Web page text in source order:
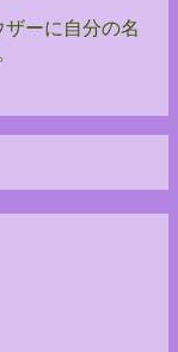
ーに自分の名